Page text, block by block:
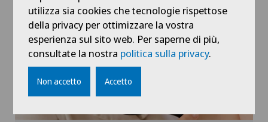
utilizza sia cookies che tecnologie rispettose
della privacy per ottimizzare la vostra
esperienza sul sito web. Per saperne di più,
consultate la nostra politica sulla privacy.
Non accetto Accetto